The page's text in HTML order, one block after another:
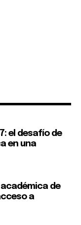
el desafío de
en una
de
a